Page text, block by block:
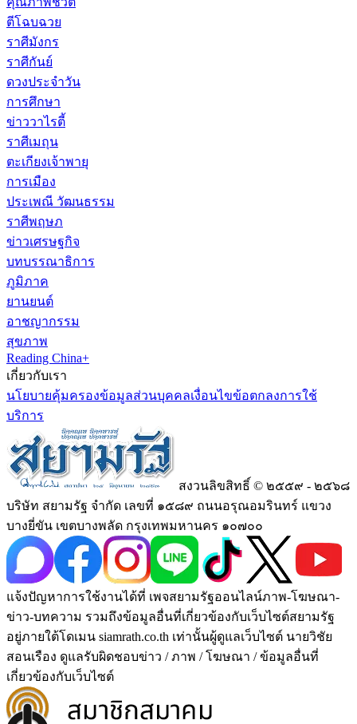
ตีโฉบฉวย
ราศีมังกร
ราศีกันย์
ดวงประจำวัน
การศึกษา
ข่าววาไรตี้
ราศีเมถุน
ตะเกียงเจ้าพายุ
การเมือง
ประเพณี วัฒนธรรม
ราศีพฤษภ
ข่าวเศรษฐกิจ
บทบรรณาธิการ
ภูมิภาค
ยานยนต์
อาชญากรรม
สุขภาพ
Reading China+
เกี่ยวกับเรา
นโยบายคุ้มครองข้อมูลส่วนบุคคลเงื่อนไขข้อตกลงการใช้
บริการ
สงวนลิขสิทธิ์ © ๒๕๕๙ - ๒๕๖๘
บริษัท สยามรัฐ จำกัด เลขที่ ๑๕๘๙ ถนนอรุณอมรินทร์ แขวง
บางยี่ขัน เขตบางพลัด กรุงเทพมหานคร ๑๐๗๐๐
แจ้งปัญหาการใช้งานได้ที่ เพจสยามรัฐออนไลน์ภาพ-โฆษณา-
ข่าว-บทความ รวมถึงข้อมูลอื่นที่เกี่ยวข้องกับเว็บไซต์สยามรัฐ
อยู่ภายใต้โดเมน siamrath.co.th เท่านั้นผู้ดูแลเว็บไซต์ นายวิชัย
สอนเรือง ดูแลรับผิดชอบข่าว / ภาพ / โฆษณา / ข้อมูลอื่นที่
เกี่ยวข้องกับเว็บไซต์